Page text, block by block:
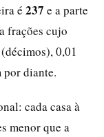
é 237 e a parte
frações cujo
0,01
por diante.
cada casa à
menor que a